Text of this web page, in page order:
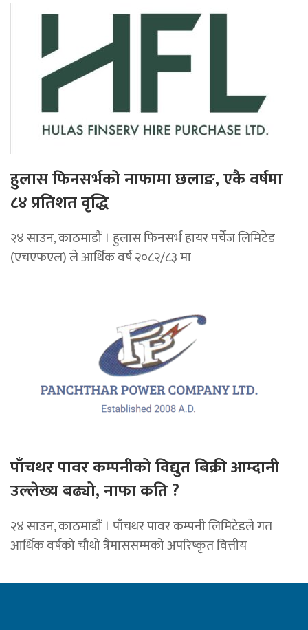
हुलास फिनसर्भको नाफामा छलाङ, एकै वर्षमा
८४ प्रतिशत वृद्धि
२४ साउन, काठमाडौं । हुलास फिनसर्भ हायर पर्चेज लिमिटेड
(एचएफएल) ले आर्थिक वर्ष २०८२/८३ मा
पाँचथर पावर कम्पनीको विद्युत बिक्री आम्दानी
उल्लेख्य बढ्यो, नाफा कति ?
२४ साउन, काठमाडाैं । पाँचथर पावर कम्पनी लिमिटेडले गत
आर्थिक वर्षको चौथो त्रैमाससम्मको अपरिष्कृत वित्तीय